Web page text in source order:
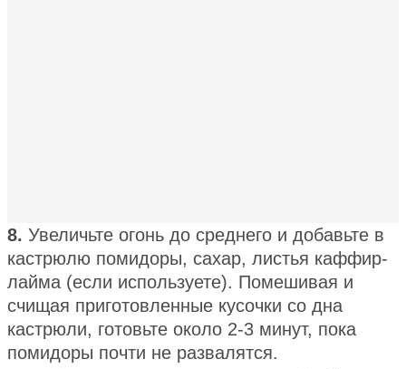
8. Увеличьте огонь до среднего и добавьте в
кастрюлю помидоры, сахар, листья каффир-
лайма (если используете). Помешивая и
счищая приготовленные кусочки со дна
кастрюли, готовьте около 2-3 минут, пока
помидоры почти не развалятся.